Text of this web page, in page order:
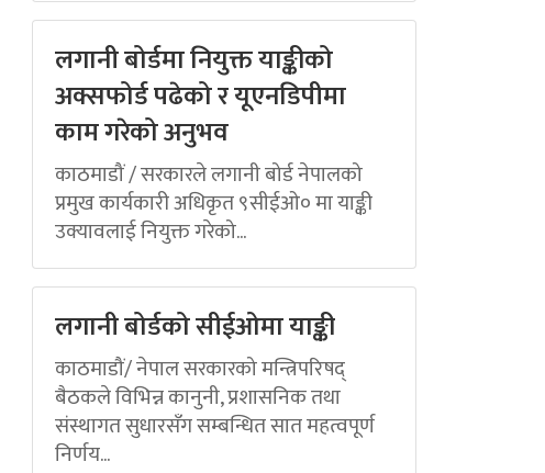
लगानी बोर्डमा नियुक्त याङ्कीको
अक्सफोर्ड पढेको र यूएनडिपीमा
काम गरेको अनुभव
काठमाडौं / सरकारले लगानी बोर्ड नेपालको
प्रमुख कार्यकारी अधिकृत ९सीईओ० मा याङ्की
उक्यावलाई नियुक्त गरेको...
लगानी बोर्डको सीईओमा याङ्की
काठमाडौं/ नेपाल सरकारको मन्त्रिपरिषद्
बैठकले विभिन्न कानुनी, प्रशासनिक तथा
संस्थागत सुधारसँग सम्बन्धित सात महत्वपूर्ण
निर्णय...